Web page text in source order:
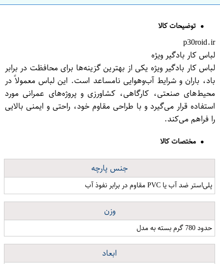
توضیحات کالا
p30roid.ir
لباس کار بادگیر ویژه
لباس کار بادگیر ویژه یکی از بهترین گزینه‌ها برای محافظت در برابر
باد، باران و شرایط آب‌وهوایی نامساعد است. این لباس معمولاً در
محیط‌های صنعتی، کارگاهی، کشاورزی و پروژه‌های عمرانی مورد
استفاده قرار می‌گیرد و با طراحی مقاوم خود، راحتی و ایمنی بالایی
را فراهم می‌کند.
مختصات کالا
جنس پارچه
پلی‌استر ضد آب یا PVC مقاوم در برابر نفوذ آب
وزن
حدود 780 گرم بسته به مدل
ابعاد